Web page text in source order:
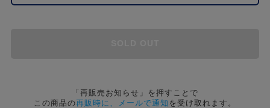
「再販売お知らせ」を押すことで
この商品の再販時に、メールで通知 を受け取れます。